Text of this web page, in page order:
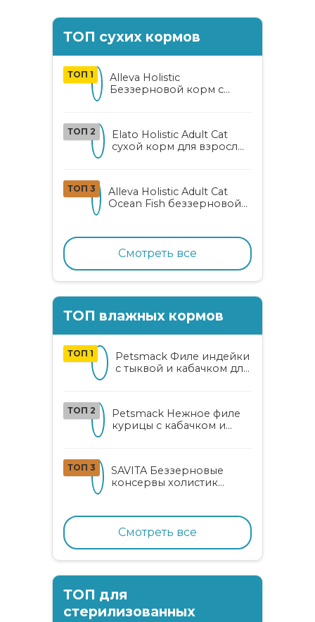
ТОП сухих кормов
ТОП 1
Alleva Holistic
Беззерновой корм с
ТОП 2
Elato Holistic Adult Cat
сухой корм для взрослых
ТОП 3
Alleva Holistic Adult Cat
Ocean Fish беззерновой
рыбой, коноплей и алоэ
вера
Смотреть все
ТОП влажных кормов
ТОП 1
Petsmack Филе индейки
с тыквой и кабачком для
ТОП 2
Petsmack Нежное филе
курицы с кабачком и
ТОП 3
SAVITA Беззерновые
консервы холистик
Смотреть все
ТОП для
стерилизованных